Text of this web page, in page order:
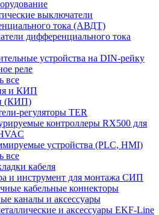
выключатели
тока (АВДТ)
дифференциального тока
устройства на DIN-рейку
реле
все
и КИП
(КИП)
регуляторы TER
контроллеры RX500 для
устройства (PLC, HMI)
все
кабеля
и инструмент для монтажа СИП
кабельные коннекторы
каналы и аксессуары
и аксессуары EKF-Line